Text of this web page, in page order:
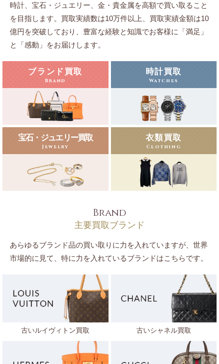
時計、宝石・ジュエリー、 金・貴金属を高額で買い取ること
を目指します。 買取実績数は10万件以上、買取実績金額は10
億円を突破しており、豊富な経験と知識でお客様に「満足」
と「感動」をお届けします。
ブランド買取
Brand
時計買取
Watches
宝石・ジュエリー買取
Jewelry
衣類買取
Clothing
Brand
主要買取ブランド
あらゆるブランド品の買い取りに力を入れていますが、世界
市場的に見て、特に力を入れているブランドはこちらです。
古いルイヴィトン買取 古いシャネル買取